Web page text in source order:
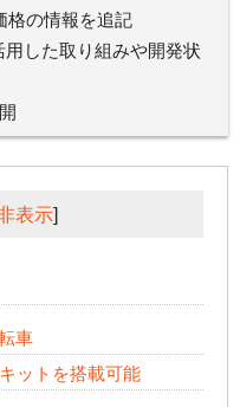
格の情報を追記
用した取り組みや開発状
表示]
車
ットを搭載可能